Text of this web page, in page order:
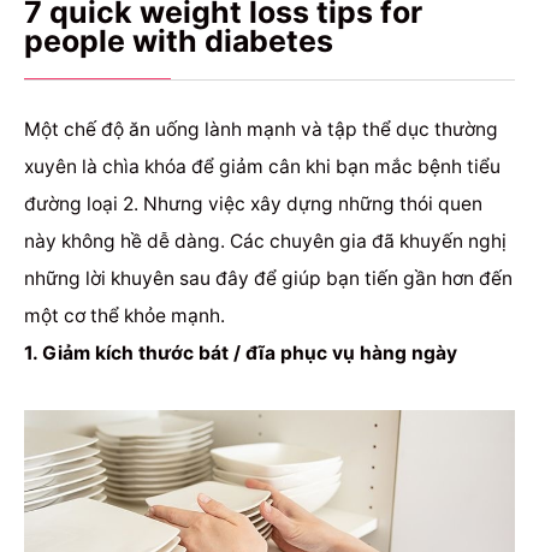
7 quick weight loss tips for
people with diabetes
Một chế độ ăn uống lành mạnh và tập thể dục thường
xuyên là chìa khóa để giảm cân khi bạn mắc bệnh tiểu
đường loại 2. Nhưng việc xây dựng những thói quen
này không hề dễ dàng. Các chuyên gia đã khuyến nghị
những lời khuyên sau đây để giúp bạn tiến gần hơn đến
một cơ thể khỏe mạnh.
1. Giảm kích thước bát / đĩa phục vụ hàng ngày